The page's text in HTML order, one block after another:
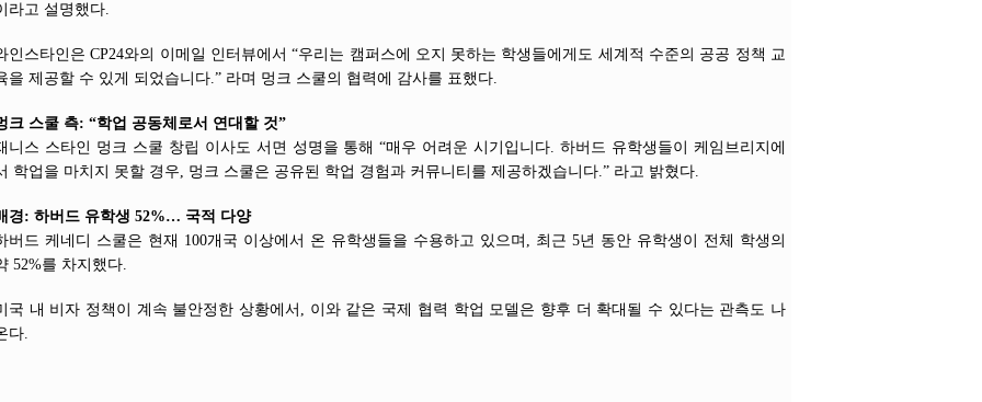
라고 설명했다.
인스타인은 CP24와의 이메일 인터뷰에서 “우리는 캠퍼스에 오지 못하는 학생들에게도 세계적 수준의 공공 정책 교
을 제공할 수 있게 되었습니다.” 라며 멍크 스쿨의 협력에 감사를 표했다.
크 스쿨 측: “학업 공동체로서 연대할 것”
니스 스타인 멍크 스쿨 창립 이사도 서면 성명을 통해 “매우 어려운 시기입니다. 하버드 유학생들이 케임브리지에
학업을 마치지 못할 경우, 멍크 스쿨은 공유된 학업 경험과 커뮤니티를 제공하겠습니다.” 라고 밝혔다.
경: 하버드 유학생 52%… 국적 다양
버드 케네디 스쿨은 현재 100개국 이상에서 온 유학생들을 수용하고 있으며, 최근 5년 동안 유학생이 전체 학생의
52%를 차지했다.
국 내 비자 정책이 계속 불안정한 상황에서, 이와 같은 국제 협력 학업 모델은 향후 더 확대될 수 있다는 관측도 나
다.